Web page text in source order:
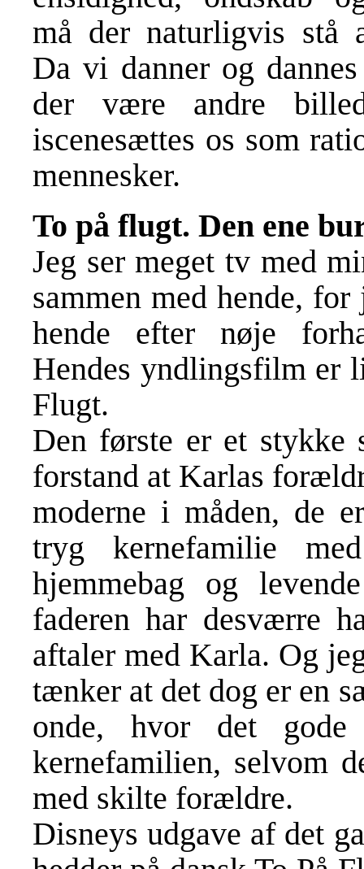
må der naturligvis stå
Da vi danner og
der være andre
iscenesættes os som
mennesker.
To på flugt. Den ene
Jeg ser meget tv med
sammen med hende,
hende efter nøje
Hendes yndlingsfilm er
Flugt.
Den første er et stykke
forstand at Karlas
moderne i måden, de
tryg kernefamilie
hjemmebag og
faderen har desværre
aftaler med Karla. Og
tænker at det dog er en
onde, hvor det gode
kernefamilien, selvom
med skilte forældre.
Disneys udgave af det